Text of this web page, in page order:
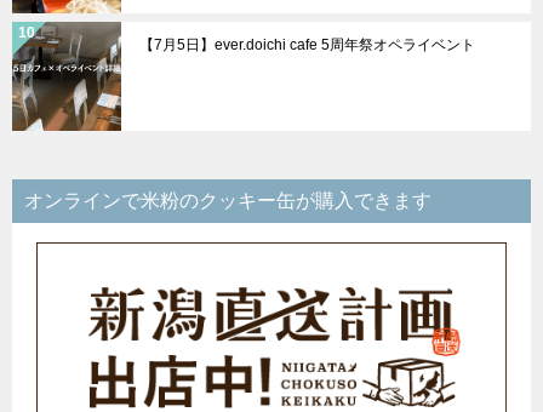
【7月5日】ever.doichi cafe 5周年祭オペライベント
オンラインで米粉のクッキー缶が購入できます